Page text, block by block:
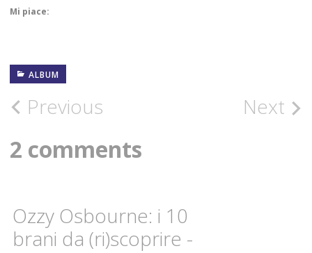
Mi piace:
ALBUM
21
FEBBRAIO
HARD
ROCK
Post
navigation
Previous Next
2 comments
Ozzy Osbourne: i 10
brani da (ri)scoprire -